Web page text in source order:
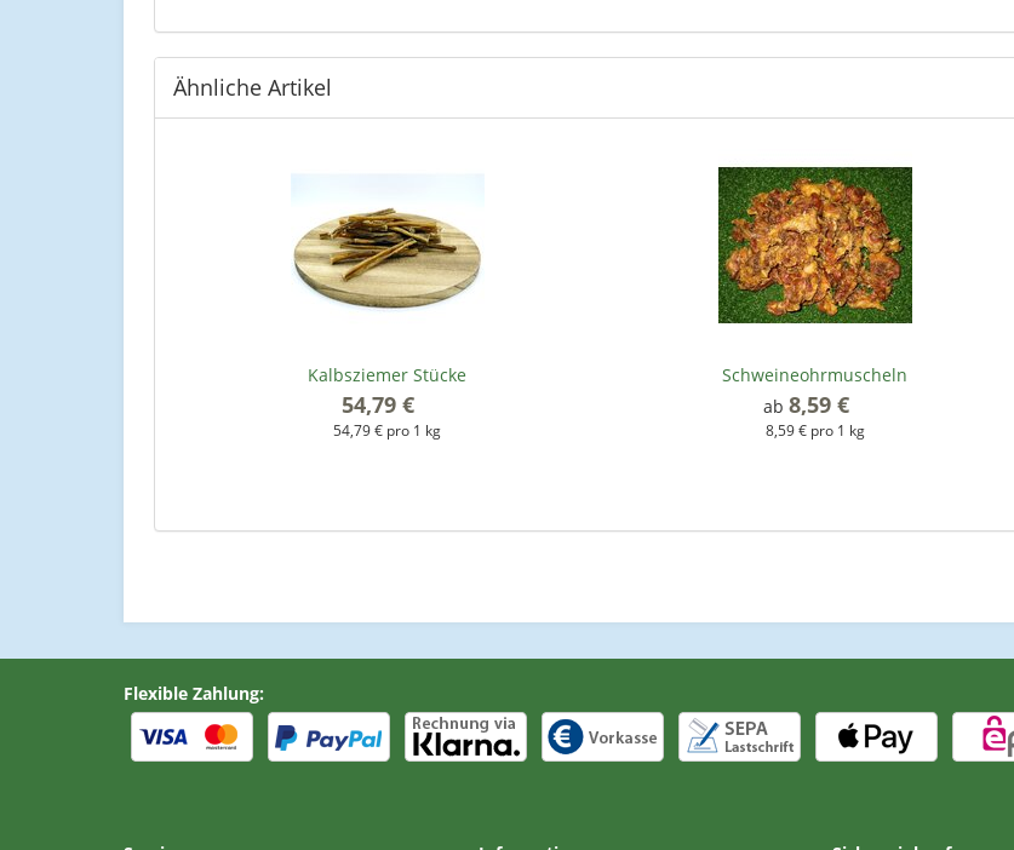
Ähnliche Artikel
Kalbsziemer Stücke
54,79 €
54,79 € pro 1 kg
Schweineohrmuscheln
ab 8,59 €
8,59 € pro 1 kg
Flexible Zahlung: